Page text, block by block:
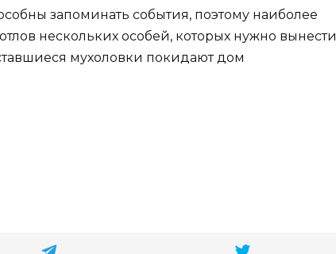
запоминать события, поэтому наиболее
нескольких особей, которых нужно вынести
мухоловки покидают дом